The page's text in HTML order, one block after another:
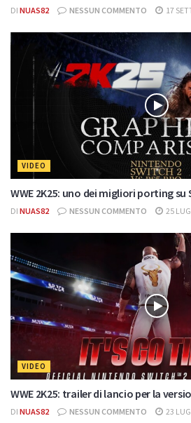
DI NUAS82 NESSUN COMMENTO 17
VIDEO
WWE 2K25: uno dei migliori porting su
DI NUAS82 NESSUN COMMENTO 25
VIDEO
WWE 2K25: trailer di lancio per la
DI NUAS82 NESSUN COMMENTO 23